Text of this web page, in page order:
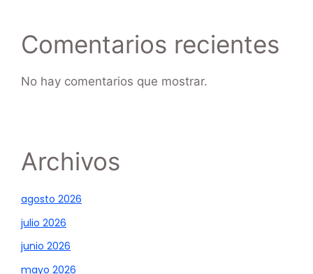
Comentarios recientes
No hay comentarios que mostrar.
Archivos
agosto 2026
julio 2026
junio 2026
mayo 2026